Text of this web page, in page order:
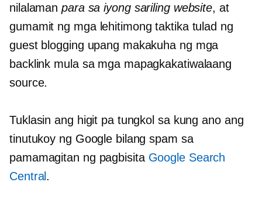
nilalamanpara sa iyong sariling website, at
gumamit ng mga lehitimong taktika tulad ng
guest blogging upang makakuha ng mga
backlink mula sa mga mapagkakatiwalaang
source.
Tuklasin ang higit pa tungkol sa kung ano ang
tinutukoy ng Google bilang spam sa
pamamagitan ng pagbisita Google Search
Central.